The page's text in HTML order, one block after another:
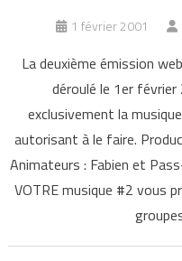
1 février 2001
La deuxième émission
déroulé le 1er
exclusivement la
autorisant à le faire.
Animateurs : Fabien et
VOTRE musique #2 vous